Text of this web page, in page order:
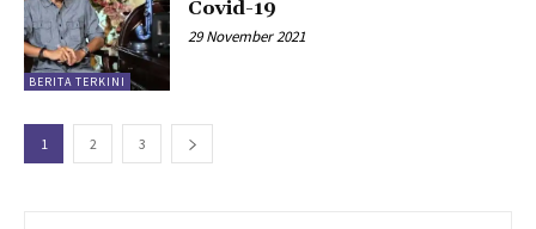
BERITA TERKINI
Covid-19
29 November 2021
1 2 3